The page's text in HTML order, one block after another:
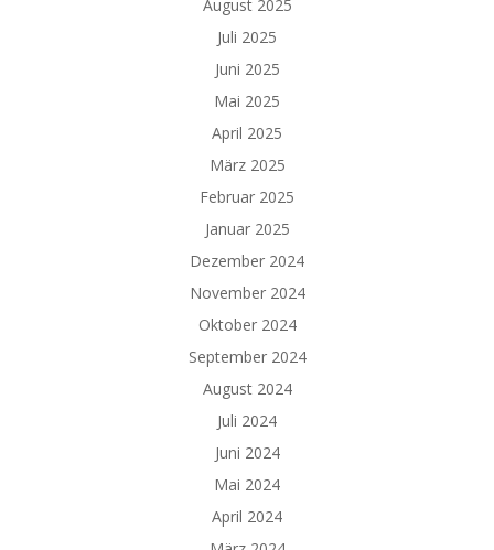
August 2025
Juli 2025
Juni 2025
Mai 2025
April 2025
März 2025
Februar 2025
Januar 2025
Dezember 2024
November 2024
Oktober 2024
September 2024
August 2024
Juli 2024
Juni 2024
Mai 2024
April 2024